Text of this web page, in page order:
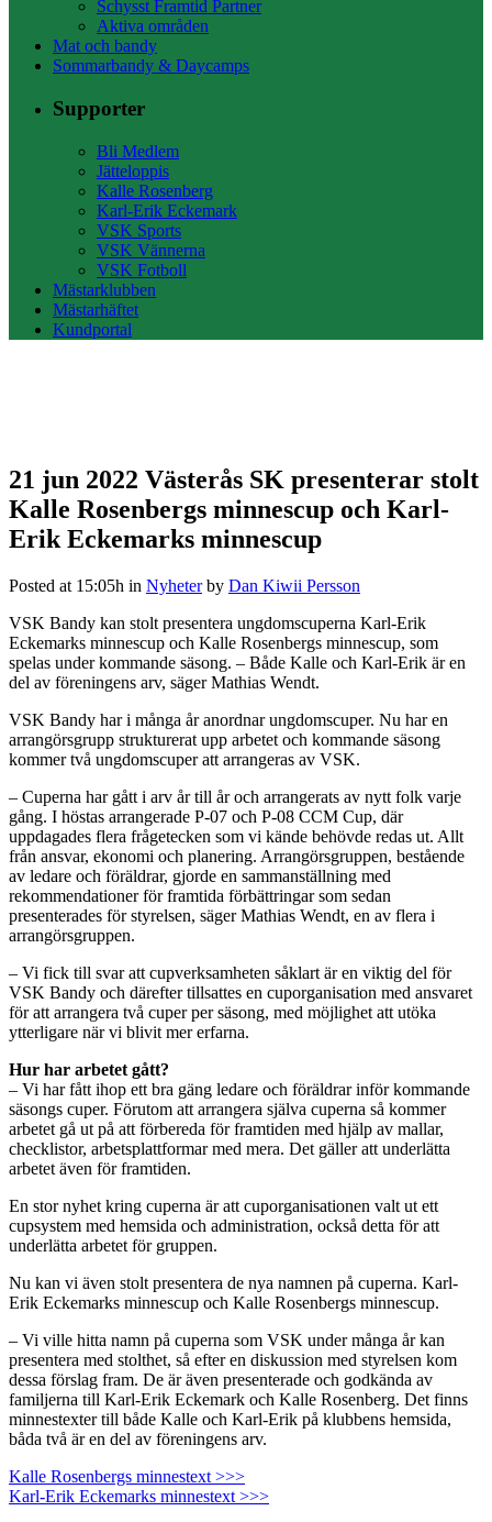
Schysst Framtid Partner
Aktiva områden
Mat och bandy
Sommarbandy & Daycamps
Supporter
Bli Medlem
Jätteloppis
Kalle Rosenberg
Karl-Erik Eckemark
VSK Sports
VSK Vännerna
VSK Fotboll
Mästarklubben
Mästarhäftet
Kundportal
21 jun 2022 Västerås SK presenterar stolt
Kalle Rosenbergs minnescup och Karl-
Erik Eckemarks minnescup
Posted at 15:05h in Nyheter by Dan Kiwii Persson
VSK Bandy kan stolt presentera ungdomscuperna Karl-Erik
Eckemarks minnescup och Kalle Rosenbergs minnescup, som
spelas under kommande säsong. – Både Kalle och Karl-Erik är en
del av föreningens arv, säger Mathias Wendt.
VSK Bandy har i många år anordnar ungdomscuper. Nu har en
arrangörsgrupp strukturerat upp arbetet och kommande säsong
kommer två ungdomscuper att arrangeras av VSK.
– Cuperna har gått i arv år till år och arrangerats av nytt folk varje
gång. I höstas arrangerade P-07 och P-08 CCM Cup, där
uppdagades flera frågetecken som vi kände behövde redas ut. Allt
från ansvar, ekonomi och planering. Arrangörsgruppen, bestående
av ledare och föräldrar, gjorde en sammanställning med
rekommendationer för framtida förbättringar som sedan
presenterades för styrelsen, säger Mathias Wendt, en av flera i
arrangörsgruppen.
– Vi fick till svar att cupverksamheten såklart är en viktig del för
VSK Bandy och därefter tillsattes en cuporganisation med ansvaret
för att arrangera två cuper per säsong, med möjlighet att utöka
ytterligare när vi blivit mer erfarna.
Hur har arbetet gått?
– Vi har fått ihop ett bra gäng ledare och föräldrar inför kommande
säsongs cuper. Förutom att arrangera själva cuperna så kommer
arbetet gå ut på att förbereda för framtiden med hjälp av mallar,
checklistor, arbetsplattformar med mera. Det gäller att underlätta
arbetet även för framtiden.
En stor nyhet kring cuperna är att cuporganisationen valt ut ett
cupsystem med hemsida och administration, också detta för att
underlätta arbetet för gruppen.
Nu kan vi även stolt presentera de nya namnen på cuperna. Karl-
Erik Eckemarks minnescup och Kalle Rosenbergs minnescup.
– Vi ville hitta namn på cuperna som VSK under många år kan
presentera med stolthet, så efter en diskussion med styrelsen kom
dessa förslag fram. De är även presenterade och godkända av
familjerna till Karl-Erik Eckemark och Kalle Rosenberg. Det finns
minnestexter till både Kalle och Karl-Erik på klubbens hemsida,
båda två är en del av föreningens arv.
Kalle Rosenbergs minnestext >>>
Karl-Erik Eckemarks minnestext >>>